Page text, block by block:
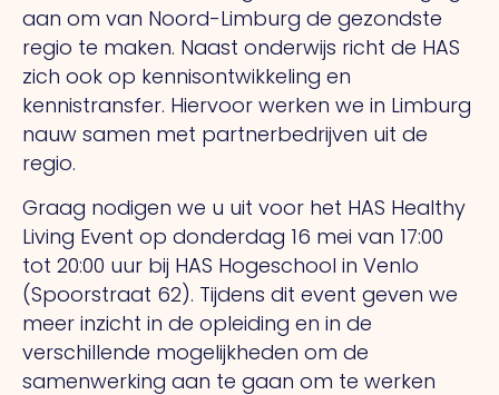
aan om van Noord-Limburg de gezondste
regio te maken. Naast onderwijs richt de HAS
zich ook op kennisontwikkeling en
kennistransfer. Hiervoor werken we in Limburg
nauw samen met partnerbedrijven uit de
regio.
Graag nodigen we u uit voor het HAS Healthy
Living Event op donderdag 16 mei van 17:00
tot 20:00 uur bij HAS Hogeschool in Venlo
(Spoorstraat 62). Tijdens dit event geven we
meer inzicht in de opleiding en in de
verschillende mogelijkheden om de
samenwerking aan te gaan om te werken